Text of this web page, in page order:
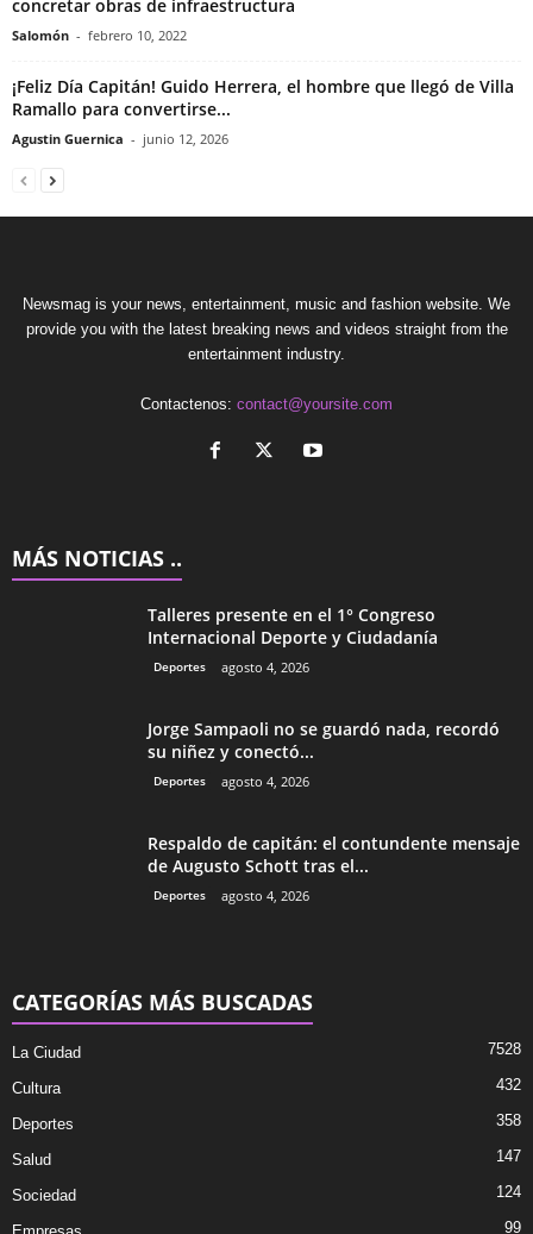
concretar obras de infraestructura
Salomón - febrero 10, 2022
¡Feliz Día Capitán! Guido Herrera, el hombre que llegó de Villa
Ramallo para convertirse...
Agustin Guernica - junio 12, 2026
Newsmag is your news, entertainment, music and fashion website. We
provide you with the latest breaking news and videos straight from the
entertainment industry.
Contactenos: contact@yoursite.com
MÁS NOTICIAS ..
Talleres presente en el 1° Congreso
Internacional Deporte y Ciudadanía
Deportes agosto 4, 2026
Jorge Sampaoli no se guardó nada, recordó
su niñez y conectó...
Deportes agosto 4, 2026
Respaldo de capitán: el contundente mensaje
de Augusto Schott tras el...
Deportes agosto 4, 2026
CATEGORÍAS MÁS BUSCADAS
La Ciudad 7528
Cultura 432
Deportes 358
Salud 147
Sociedad 124
99